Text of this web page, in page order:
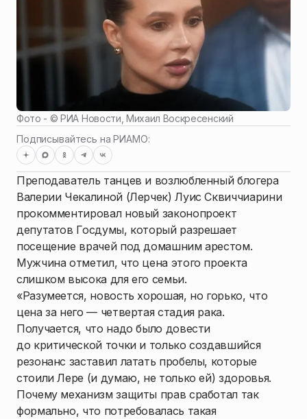
Фото - ©РИА Новости, Михаил Воскресенский
Подписывайтесь на РИАМО:
Преподаватель танцев и возлюбленный блогера
Валерии Чекалиной (Лерчек) Луис Сквиччиарини
прокомментировал новый законопроект
депутатов Госдумы, который разрешает
посещение врачей под домашним арестом.
Мужчина отметил, что цена этого проекта
слишком высока для его семьи.
«Разумеется, новость хорошая, но горько, что
цена за него — четвертая стадия рака.
Получается, что надо было довести
до критической точки и только создавшийся
резонанс заставил латать пробелы, которые
стоили Лере (и думаю, не только ей) здоровья.
Почему механизм защиты прав сработал так
формально, что потребовалась такая